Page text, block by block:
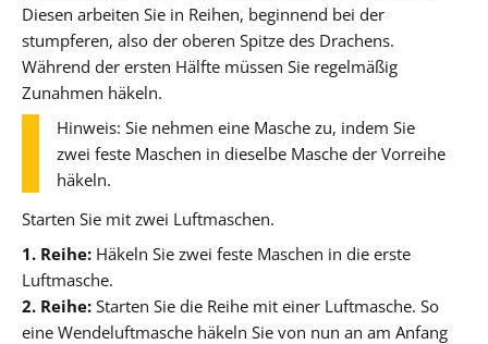
Diesen arbeiten Sie in Reihen, beginnend bei der
stumpferen, also der oberen Spitze des Drachens.
Während der ersten Hälfte müssen Sie regelmäßig
Zunahmen häkeln.
Hinweis: Sie nehmen eine Masche zu, indem Sie
zwei feste Maschen in dieselbe Masche der Vorreihe
häkeln.
Starten Sie mit zwei Luftmaschen.
1. Reihe: Häkeln Sie zwei feste Maschen in die erste
Luftmasche.
2. Reihe: Starten Sie die Reihe mit einer Luftmasche. So
eine Wendeluftmasche häkeln Sie von nun an am Anfang